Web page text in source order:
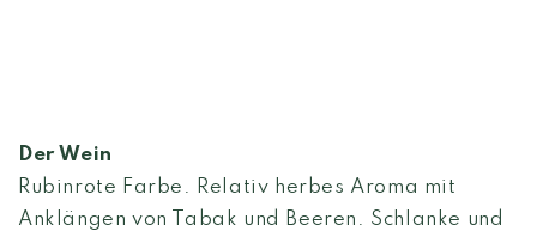
Der Wein
Rubinrote Farbe. Relativ herbes Aroma mit
Anklängen von Tabak und Beeren. Schlanke und